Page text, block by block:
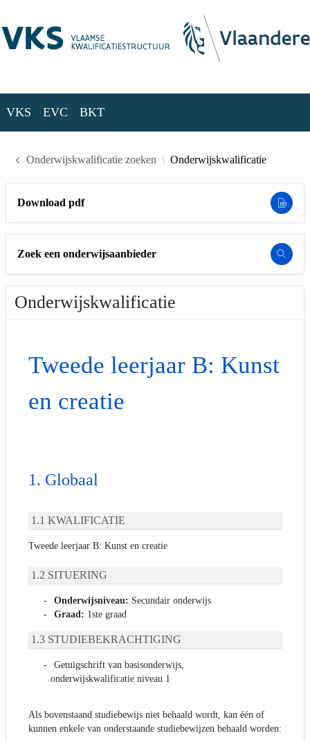
VKS EVC BKT
Onderwijskwalificatie zoeken Onderwijskwalificatie
Download pdf
Zoek een onderwijsaanbieder
Onderwijskwalificatie
Tweede leerjaar B: Kunst
en creatie
Globaal
KWALIFICATIE
Tweede leerjaar B: Kunst en creatie
SITUERING
Onderwijsniveau: Secundair onderwijs
Graad: 1ste graad
STUDIEBEKRACHTIGING
Getuigschrift van basisonderwijs,
onderwijskwalificatie niveau 1
Als bovenstaand studiebewijs niet behaald wordt, kan één of
kunnen enkele van onderstaande studiebewijzen behaald worden: